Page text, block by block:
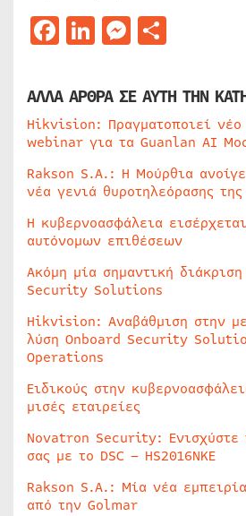
Facebook
LinkedIn
ΑΛΛΑ ΑΡΘΡΑ ΣΕ ΑΥΤΗ ΤΗΝ
Hikvision: Πραγματοποιεί
webinar για τα Guanlan AI
Rakson S.A.: Η Μούρθια
νέα γενιά θυροτηλεόρασης
Η κυβερνοασφάλεια
αυτόνομων επιθέσεων
Ακόμη μία σημαντική
Security Solutions
Hikvision: Αναβάθμιση στην
λύση Onboard Security
Operations
Ειδικούς στην
μισές εταιρείες
Novatron Security: Ενισχύστε
σας με το DSC – HS2016NKE
Rakson S.A.: Μία νέα
από την Golmar